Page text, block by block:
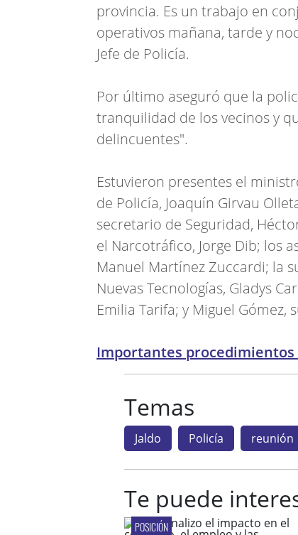
provincia. Es un trabajo en
operativos mañana, tarde y
Jefe de Policía.
Por último aseguró que la
tranquilidad de los vecinos y
delincuentes".
Estuvieron presentes el
de Policía, Joaquín Girvau
secretario de Seguridad,
el Narcotráfico, Jorge Dib; los
Manuel Martínez Zuccardi; la
Nuevas Tecnologías, Gladys
Emilia Tarifa; y Miguel
Importantes procedimientos
Temas
Jaldo Policía reunión
Te puede
POSICIÓN